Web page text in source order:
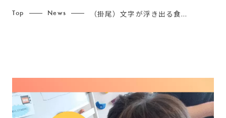
Top News （掛尾）文字が浮き出る食...